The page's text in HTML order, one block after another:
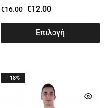
€16.00 €12.00
Επιλογή
- 18%